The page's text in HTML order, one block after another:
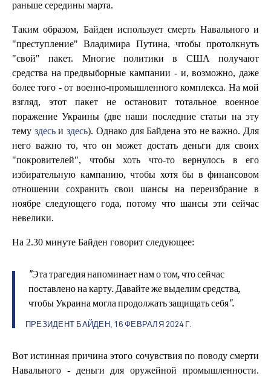
раньше середины марта.
Таким образом, Байден использует смерть Навального и
"преступление" Владимира Путина, чтобы протолкнуть
"свой" пакет. Многие политики в США получают
средства на предвыборные кампании - и, возможно, даже
более того - от военно-промышленного комплекса. На мой
взгляд, этот пакет не остановит тотальное военное
поражение Украины (две наши последние статьи на эту
тему здесьиздесь). Однако для Байдена это не важно. Для
него важно то, что он может достать деньги для своих
"покровителей", чтобы хоть что-то вернулось в его
избирательную кампанию, чтобы хотя бы в финансовом
отношении сохранить свои шансы на переизбрание в
ноябре следующего года, потому что шансы эти сейчас
невелики.
На 2.30 минуте Байден говорит следующее:
"Эта трагедия напоминает нам о том, что сейчас
поставлено на карту. Давайте же выделим средства,
чтобы Украина могла продолжать защищать себя".
ПРЕЗИДЕНТ БАЙДЕН, 16 ФЕВРАЛЯ 2024 Г .
Вот истинная причина этого сочувствия по поводу смерти
Навального - деньги для оружейной промышленности.